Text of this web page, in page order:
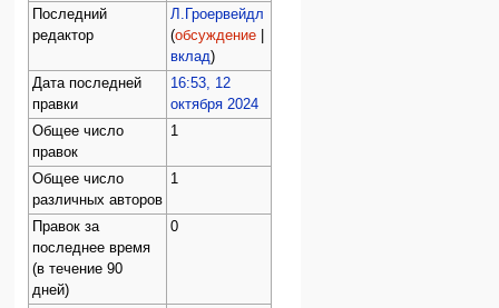
Последний
редактор
Л.Гроервейдл
(обсуждение|
вклад)
Дата последней
правки
16:53, 12
октября 2024
Общее число
правок
1
Общее число
различных авторов
1
Правок за
последнее время
(в течение 90
дней)
0